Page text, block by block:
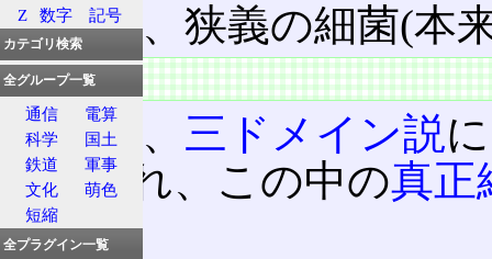
以下は、狭義の細菌(本
特徴
細菌は、 三ドメイン説
分類され、この中の真正
いう。
Z
数字 記号
カテゴリ検索
全グループ一覧
通信
電算
科学
国土
鉄道
軍事
文化
萌色
短縮
全プラグイン一覧